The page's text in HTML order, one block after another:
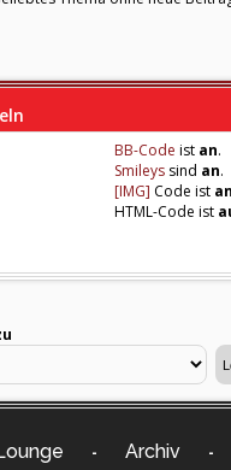
BB-Code ist an.
Smileys sind an.
[IMG] Code ist an
HTML-Code ist
- Archiv -